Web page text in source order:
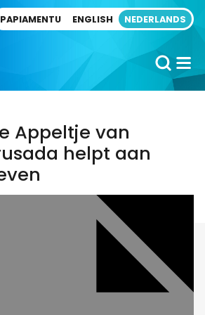
PAPIAMENTU ENGLISH NEDERLANDS
Appeltje van
helpt aan